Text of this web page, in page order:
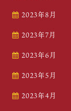
2023年8月
2023年7月
2023年6月
2023年5月
2023年4月